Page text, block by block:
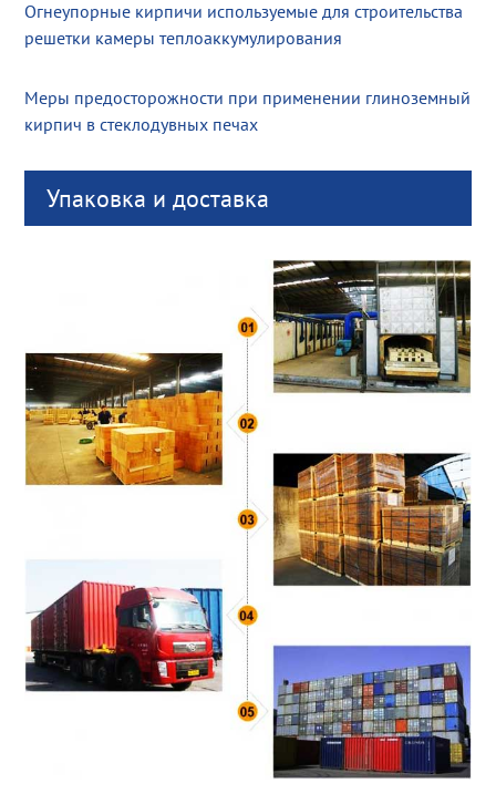
Огнеупорные кирпичи используемые для строительства
решетки камеры теплоаккумулирования
Меры предосторожности при применении глиноземный
кирпич в стеклодувных печах
Упаковка и доставка